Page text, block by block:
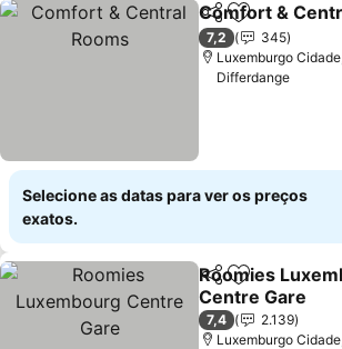
PartilharAdicionar
Comfort &
7,2
345
Luxemburgo
Differdange
Selecione as datas para ver os preços
exatos.
PartilharAdicionar
Roomies
Centre Gare
Ver preços
7,4
2.139
Luxemburgo